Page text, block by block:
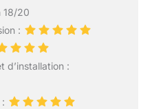
18/20
:
d’installation :